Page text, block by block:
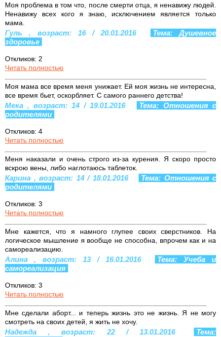
Моя проблема в том что, после смерти отца, я ненавижу людей.
Ненавижу всех кого я знаю, исключением является только
мама.
Гуль , возраст: 16 / 20.01.2016
Тема: Душевное
здоровье
Откликов: 2
Читать полностью
Моя мама все время меня унижает. Ей моя жизнь не интересна,
все время бьет, оскорбляет. С самого раннего детства!
Мека , возраст: 14 / 19.01.2016
Тема: Отношения с
родителями
Откликов: 4
Читать полностью
Меня наказали и очень строго из-за курения. Я скоро просто
вскрою вены, либо наглотаюсь таблеток.
Карина , возраст: 14 / 18.01.2016
Тема: Отношения с
родителями
Откликов: 3
Читать полностью
Мне кажется, что я намного глупее своих сверстников. На
логическое мышление я вообще не способна, впрочем как и на
самореализацию.
Алина , возраст: 13 / 16.01.2016
Тема: Учеба и
самореализация
Откликов: 3
Читать полностью
Мне сделали аборт... и теперь жизнь это не жизнь. Я не могу
смотреть на своих детей, я жить не хочу.
Надежда , возраст: 22 / 13.01.2016
Тема: